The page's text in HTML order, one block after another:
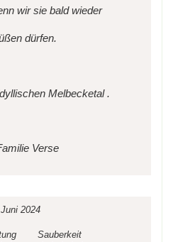
wir sie bald wieder
dürfen.
Melbecketal .
Verse
Juni 2024
Sauberkeit